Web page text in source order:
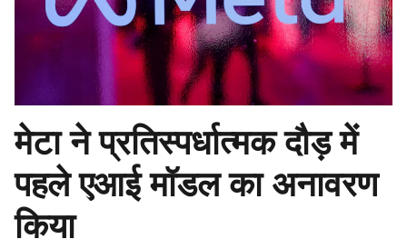
मेटा ने प्रतिस्पर्धात्मक दौड़ में
पहले एआई मॉडल का अनावरण
किया